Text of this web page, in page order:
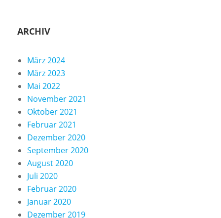
ARCHIV
März 2024
März 2023
Mai 2022
November 2021
Oktober 2021
Februar 2021
Dezember 2020
September 2020
August 2020
Juli 2020
Februar 2020
Januar 2020
Dezember 2019